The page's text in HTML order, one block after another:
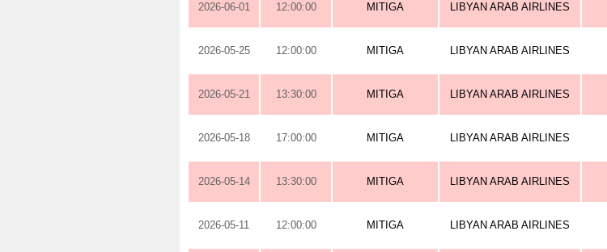
2026-06-01 12:00:00 MITIGA LIBYAN ARAB AIRLINES
2026-05-25 12:00:00 MITIGA LIBYAN ARAB AIRLINES
2026-05-21 13:30:00 MITIGA LIBYAN ARAB AIRLINES
2026-05-18 17:00:00 MITIGA LIBYAN ARAB AIRLINES
2026-05-14 13:30:00 MITIGA LIBYAN ARAB AIRLINES
2026-05-11 12:00:00 MITIGA LIBYAN ARAB AIRLINES